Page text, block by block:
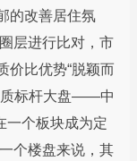
的改善居住氛
层进行比对，市
价比优势“脱颖而
质标杆大盘——中
一个板块成为定
个楼盘来说，其